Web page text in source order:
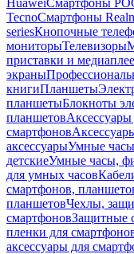
HuaweiСмартфоны
TecnoСмартфоны
seriesКнопочные
мониторыТелевизоры
приставки и
экраны
книгиПланшеты
планшетыБлокноты
планшетов
смартфонов
аксессуарыУмные часы
детскиеУмные часы,
для умных часов
смартфонов,
планшетовЧехлы,
смартфоновЗащитные
пленки для
аксессуары для